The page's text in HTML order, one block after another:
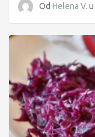
Od Helena V. u